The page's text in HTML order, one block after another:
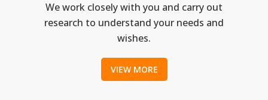
We work closely with you and carry out
research to understand your needs and
wishes.
VIEW MORE